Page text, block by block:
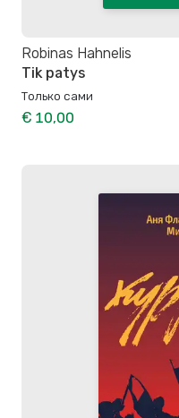
Robinas Hahnelis
Tik patys
Только сами
€ 10,00